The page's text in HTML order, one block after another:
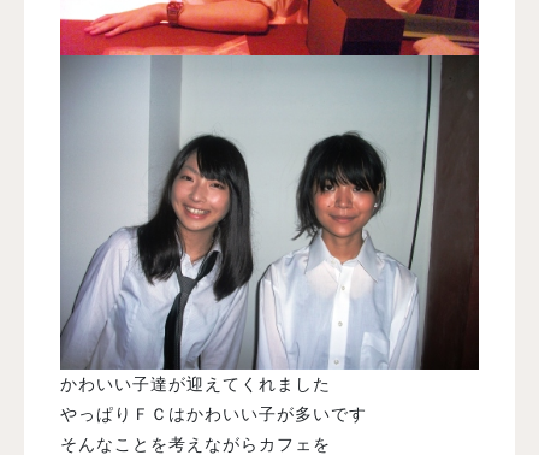
かわいい子達が迎えてくれました
やっぱりＦＣはかわいい子が多いです
そんなことを考えながらカフェを